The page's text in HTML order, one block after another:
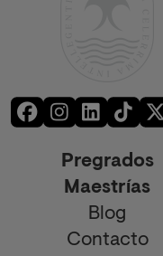
Pregrados
Maestrías
Blog
Contacto